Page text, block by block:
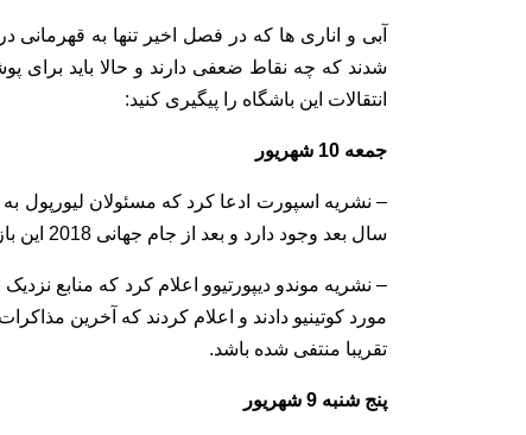
آبی و اناری ها که در فصل اخیر تنها به
شدند که چه نقاط ضعفی دارند و حالا باید برای
انتقالات این باشگاه را پیگیری کنید:
جمعه 10 شهریور
– نشریه اسپورت ادعا کرد که مسئولان لیورپول به
سال بعد وجود دارد و بعد از جام جهانی 2018 این بازیکن پیراهن بارسا را بر تن خواهد کرد.
– نشریه موندو دیپورتیوو اعلام کرد که منابع
مورد کوتینیو دادند و اعلام کردند که آخرین
تقریبا منتفی شده باشد.
پنج شنبه 9 شهریور